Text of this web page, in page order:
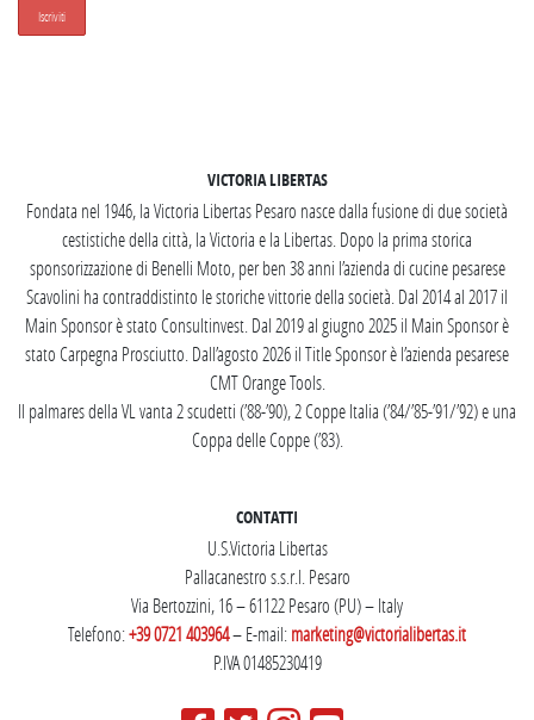
VICTORIA LIBERTAS
Fondata nel 1946, la Victoria Libertas Pesaro nasce dalla fusione di due società
cestistiche della città, la Victoria e la Libertas. Dopo la prima storica
sponsorizzazione di Benelli Moto, per ben 38 anni l’azienda di cucine pesarese
Scavolini ha contraddistinto le storiche vittorie della società. Dal 2014 al 2017 il
Main Sponsor è stato Consultinvest. Dal 2019 al giugno 2025 il Main Sponsor è
stato Carpegna Prosciutto. Dall’agosto 2026 il Title Sponsor è l’azienda pesarese
CMT Orange Tools.
Il palmares della VL vanta 2 scudetti (’88-’90), 2 Coppe Italia (’84/’85-’91/’92) e una
Coppa delle Coppe (’83).
CONTATTI
U.S.Victoria Libertas
Pallacanestro s.s.r.l. Pesaro
Via Bertozzini, 16 – 61122 Pesaro (PU) – Italy
Telefono:+39 0721 403964– E-mail:marketing@victorialibertas.it
P.IVA 01485230419